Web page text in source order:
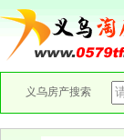
义乌房产搜索